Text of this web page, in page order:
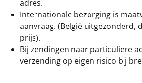
adres.
Internationale bezorging is
aanvraag. (België uitgezonderd,
prijs).
Bij zendingen naar particuliere
verzending op eigen risico bij